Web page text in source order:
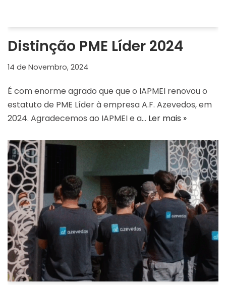
Distinção PME Líder 2024
14 de Novembro, 2024
É com enorme agrado que que o IAPMEI renovou o
estatuto de PME Líder à empresa A.F. Azevedos, em
2024. Agradecemos ao IAPMEI e a… Ler mais »